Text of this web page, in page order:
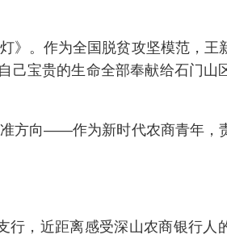
》。作为全国脱贫攻坚模范，王
己宝贵的生命全部奉献给石门山
方向——作为新时代农商青年，
行，近距离感受深山农商银行人